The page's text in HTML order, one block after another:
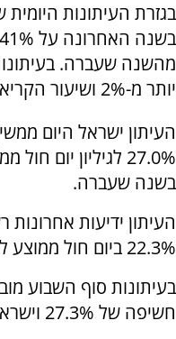
בגזרת העיתונות
מהשנה שעברה.
יותר מ-2% ושיעור הקריאה עומד השנה על 47%.
העיתון ישראל היום
בשנה שעברה.
העיתון ידיעות
22.3% ביום חול ממוצע לעומת 21.2% בשנה שעברה.
בעיתונות סוף השבוע
חשיפה של 27.3% וישראל היום קרוב אליו עם 26.7%.